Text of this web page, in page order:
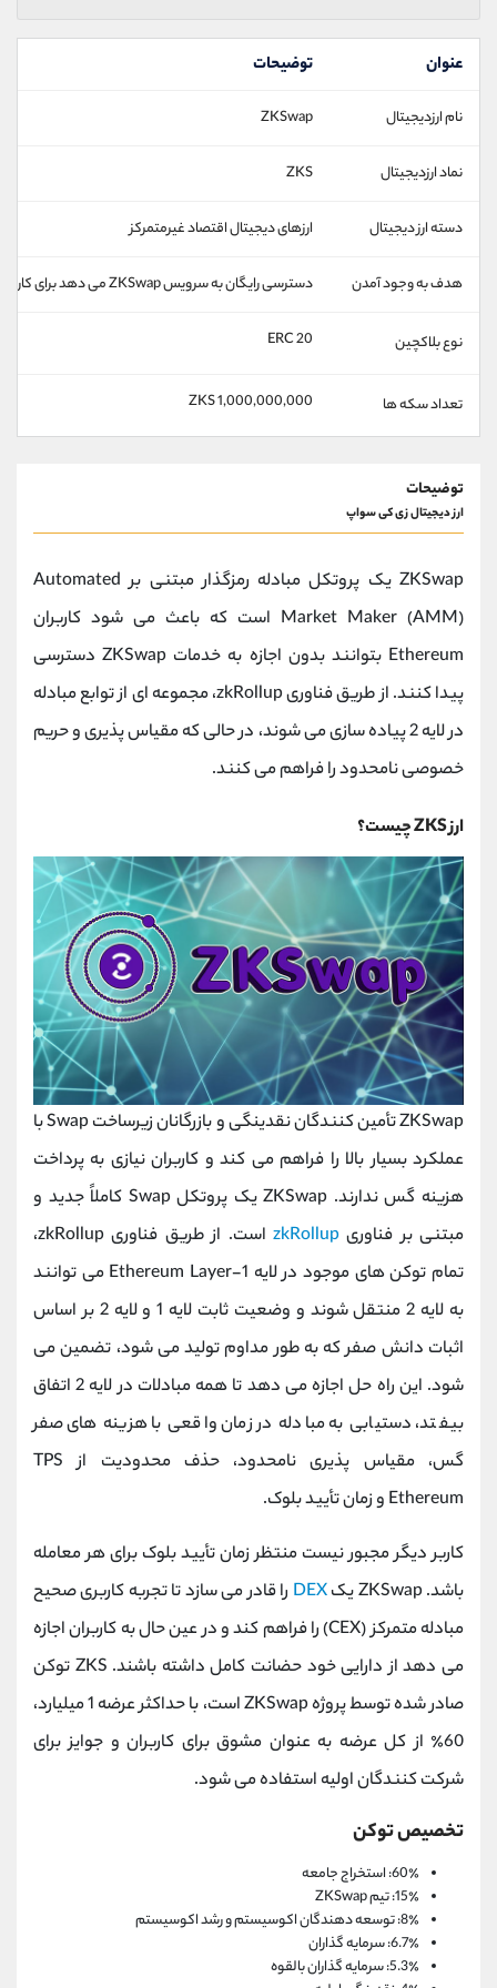
عنوان توضیحات
نام ارزدیجیتال ZKSwap
نماد ارزدیجیتال ZKS
دسته ارز دیجیتال ارزهای دیجیتال اقتصاد غیرمتمرکز
هدف به وجود آمدن دسترسی رایگان به سرویس ZKSwap می دهد برای کاربران اتریوم
نوع بلاکچین ERC 20
تعداد سکه ها 1,000,000,000 ZKS
توضیحات
ارز دیجیتال زی کی سواپ
ZKSwap یک پروتکل مبادله رمزگذار مبتنی بر Automated
Market Maker (AMM) است که باعث می شود کاربران
Ethereum بتوانند بدون اجازه به خدمات ZKSwap دسترسی
پیدا کنند. از طریق فناوری zkRollup، مجموعه ای از توابع مبادله
در لایه 2 پیاده سازی می شوند، در حالی که مقیاس پذیری و حریم
خصوصی نامحدود را فراهم می کنند.
ارز ZKS چیست؟
ZKSwap تأمین کنندگان نقدینگی و بازرگانان زیرساخت Swap با
عملکرد بسیار بالا را فراهم می کند و کاربران نیازی به پرداخت
هزینه گس ندارند. ZKSwap یک پروتکل Swap کاملاً جدید و
مبتنی بر فناوریzkRollup
است. از طریق فناوری zkRollup،
تمام توکن های موجود در لایه Ethereum Layer-1 می توانند
به لایه 2 منتقل شوند و وضعیت ثابت لایه 1 و لایه 2 بر اساس
اثبات دانش صفر که به طور مداوم تولید می شود، تضمین می
شود. این راه حل اجازه می دهد تا همه مبادلات در لایه 2 اتفاق
بیفتد، دستیابی به مبادله در زمان واقعی با هزینه های صفر
گس، مقیاس پذیری نامحدود، حذف محدودیت از TPS
Ethereum و زمان تأیید بلوک.
کاربر دیگر مجبور نیست منتظر زمان تأیید بلوک برای هر معامله
باشد. ZKSwap یک
DEX را قادر می سازد تا تجربه کاربری صحیح
مبادله متمرکز (CEX) را فراهم کند و در عین حال به کاربران اجازه
می دهد از دارایی خود حضانت کامل داشته باشند. ZKS توکن
صادر شده توسط پروژه ZKSwap است، با حداکثر عرضه 1 میلیارد،
60٪ از کل عرضه به عنوان مشوق برای کاربران و جوایز برای
شرکت کنندگان اولیه استفاده می شود.
تخصیص توکن
60٪: استخراج جامعه
15٪: تیم ZKSwap
8٪: توسعه دهندگان اکوسیستم و رشد اکوسیستم
6.7٪: سرمایه گذاران
5.3٪: سرمایه گذاران بالقوه